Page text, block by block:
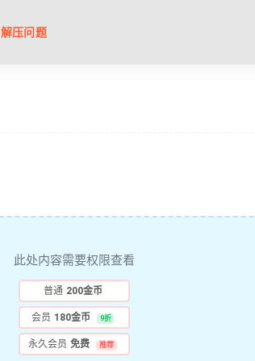
解压问题
此处内容需要权限查看
普通 200金币
会员 180金币 9折
永久会员 免费 推荐